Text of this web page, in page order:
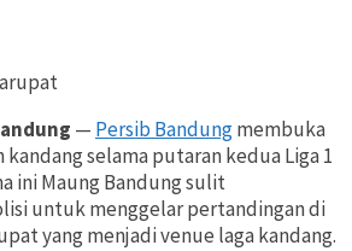
— Persib Bandungmembuka
selama putaran kedua Liga 1
ini Maung Bandung sulit
untuk menggelar pertandingan di
yang menjadi venue laga kandang.